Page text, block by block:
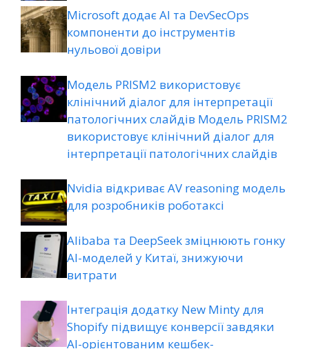
Microsoft додає AI та DevSecOps
компоненти до інструментів
нульової довіри
Модель PRISM2 використовує
клінічний діалог для інтерпретації
патологічних слайдів Модель PRISM2
використовує клінічний діалог для
інтерпретації патологічних слайдів
Nvidia відкриває AV reasoning модель
для розробників роботаксі
Alibaba та DeepSeek зміцнюють гонку
AI-моделей у Китаї, знижуючи
витрати
Інтеграція додатку New Minty для
Shopify підвищує конверсії завдяки
AI-орієнтованим кешбек-